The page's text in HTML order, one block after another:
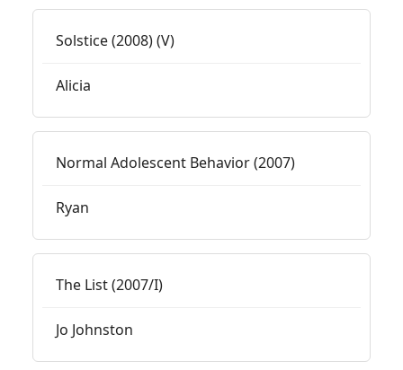
Solstice (2008) (V)
Alicia
Normal Adolescent Behavior (2007)
Ryan
The List (2007/I)
Jo Johnston